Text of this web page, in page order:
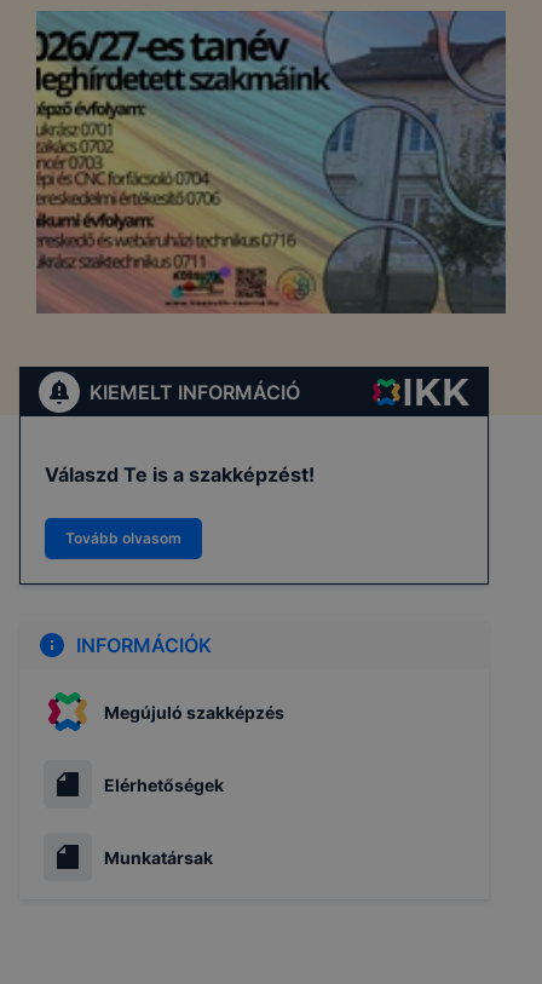
KIEMELT INFORMÁCIÓ
Válaszd Te is a szakképzést!
Tovább olvasom
INFORMÁCIÓK
Megújuló szakképzés
Elérhetőségek
Munkatársak